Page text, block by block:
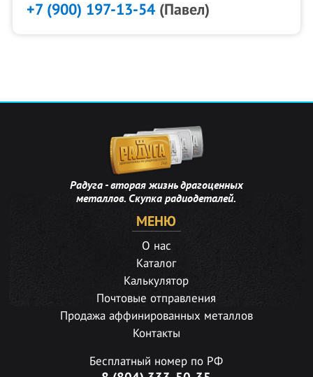
+7 (900) 197-13-54(Павел)
Радуга - вторая жизнь драгоценных
металлов. Скупка радиодеталей.
МЕНЮ
О нас
Каталог
Калькулятор
Почтовые отправления
Продажа аффинированных металлов
Контакты
Бесплатный номер по РФ